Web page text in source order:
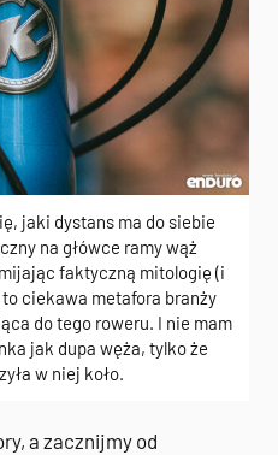
jaki dystans ma do siebie
na główce ramy wąż
faktyczną mitologię (i
ciekawa metafora branży
do tego roweru. I nie mam
jak dupa węża, tylko że
w niej koło.
a zacznijmy od